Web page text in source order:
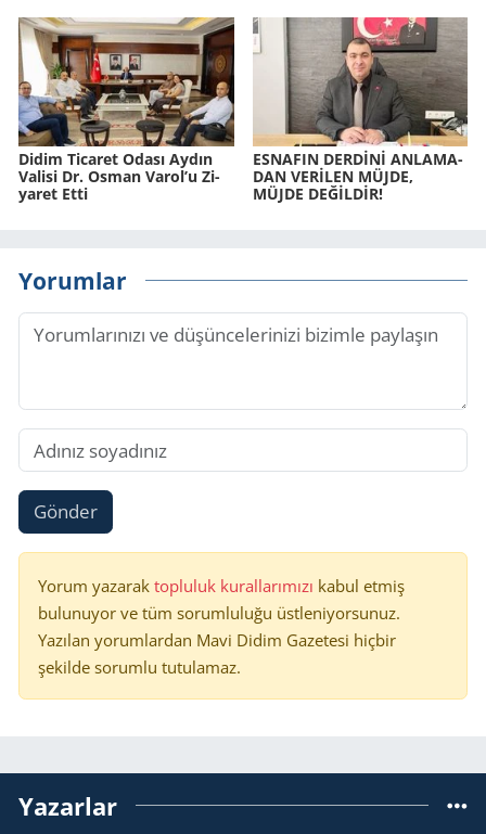
Didim Ti­ca­ret Odası Aydın
Va­li­si Dr. Osman Varol’u Zi­
ya­ret Etti
ES­NA­FIN DERDİNİ AN­LA­MA­
DAN VERİLEN MÜJDE,
MÜJDE DEĞİLDİR!
Yorumlar
Gönder
Yorum yazarak topluluk kurallarımızı kabul etmiş
bulunuyor ve tüm sorumluluğu üstleniyorsunuz.
Yazılan yorumlardan Mavi Didim Gazetesi hiçbir
şekilde sorumlu tutulamaz.
Yazarlar